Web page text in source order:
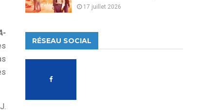
17 juillet 2026
RÉSEAU SOCIAL